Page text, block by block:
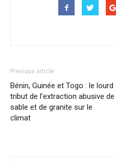
Previous article
Bénin, Guinée et Togo : le lourd
tribut de l’extraction abusive de
sable et de granite sur le
climat